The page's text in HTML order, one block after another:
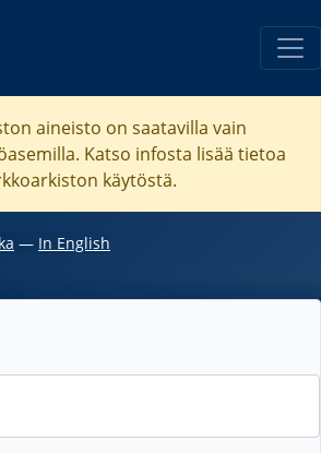
aineisto on saatavilla vain
Katso infosta lisää tietoa
käytöstä.
― In English